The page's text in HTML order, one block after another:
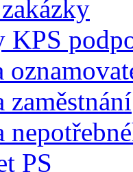
KPS
zaměstnání
PS